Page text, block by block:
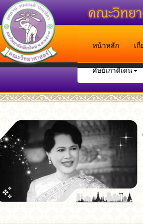
หน้าหลัก เ
ศิษย์เก่าดีเด่น